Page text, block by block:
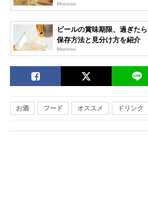
Moovoo
ビールの賞味期限、過ぎた
保存方法と見分け方を紹介
Moovoo
お酒 フード オススメ ドリンク